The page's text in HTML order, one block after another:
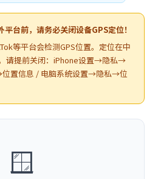
台前，请务必关闭设备GPS定位！
等平台会检测GPS位置。定位在中
请提前关闭：iPhone设置→隐私→
置信息 / 电脑系统设置→隐私→位
🪟